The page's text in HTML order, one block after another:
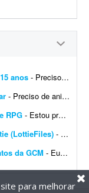
anos - Preciso do material até amanhã às 12h. As inspirações são as seguintes: - https://vt.tiktok.com/ZS49N9UdG/ - https://vt.tiktok.com/ZS49NsGdu/ - https://vt...
- Preciso de animações 3D (vídeos-modelo) para um curso de direção veicular (câmbio manual), realizadas em Unreal Engine com MetaHuman. Os vídeos mostr...
RPG - Estou procurando um designer/animador para criar uma animação de 2 a 3 minutos com personagens fictícios para ser exibida durante um evento privado de um pequeno grupo de RPG. ...
(LottieFiles) - Preciso de alguém para animar um personagem para uso em um projeto. Preciso do arquivo com fundo transparente, de preferência no formato Lottie, usando o site https://lottiefiles.com p...
da GCM - Eu já tenho a imagem do personagem, o cenário e o roteiro. Preciso que crie uma animação 3D deste personagem falando para o público, voltada aos candidatos da GCM.
para melhorar